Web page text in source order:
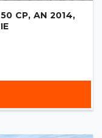
CP, AN 2014,